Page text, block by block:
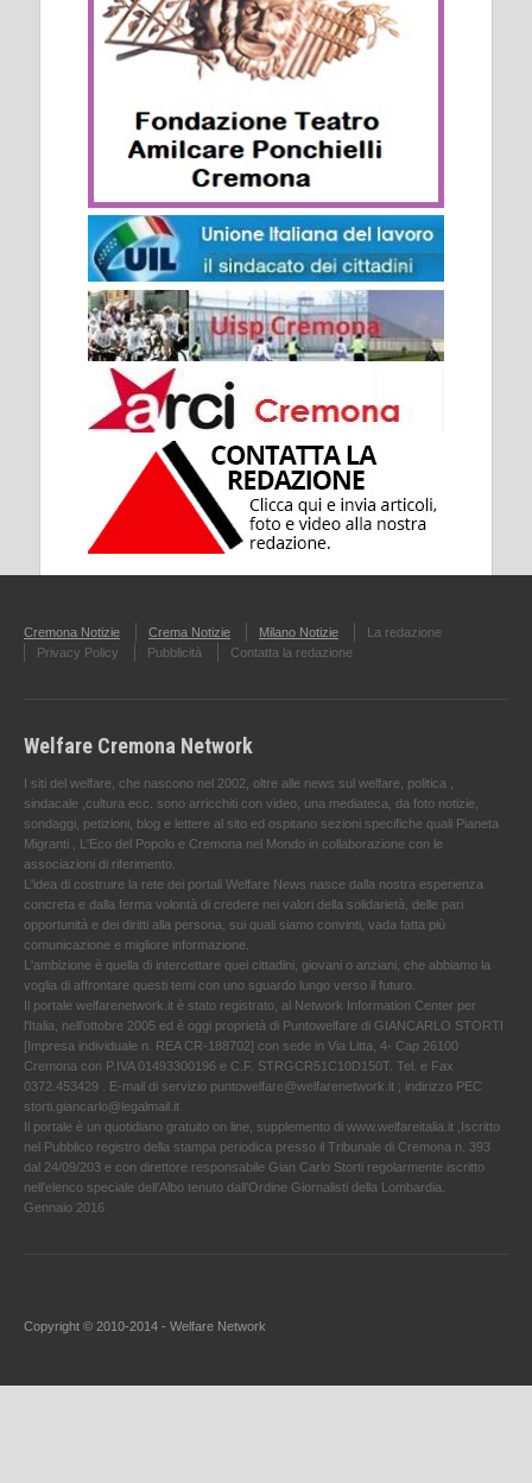
Cremona Notizie Crema Notizie Milano Notizie
La redazione
Privacy Policy
Pubblicità Contatta la redazione
Welfare Cremona Network
I siti del welfare, che nascono nel 2002, oltre alle news sul welfare, politica ,
sindacale ,cultura ecc. sono arricchiti con video, una mediateca, da foto notizie,
sondaggi, petizioni, blog e lettere al sito ed ospitano sezioni specifiche quali Pianeta
Migranti , L'Eco del Popolo e Cremona nel Mondo in collaborazione con le
associazioni di riferimento.
L'idea di costruire la rete dei portali Welfare News nasce dalla nostra esperienza
concreta e dalla ferma volontà di credere nei valori della solidarietà, delle pari
opportunità e dei diritti alla persona, sui quali siamo convinti, vada fatta più
comunicazione e migliore informazione.
L'ambizione è quella di intercettare quei cittadini, giovani o anziani, che abbiamo la
voglia di affrontare questi temi con uno sguardo lungo verso il futuro.
Il portale welfarenetwork.it è stato registrato, al Network Information Center per
l'Italia, nell’ottobre 2005 ed è oggi proprietà di Puntowelfare di GIANCARLO STORTI
[Impresa individuale n. REA CR-188702] con sede in Via Litta, 4- Cap 26100
Cremona con P.IVA 01493300196 e C.F. STRGCR51C10D150T. Tel. e Fax
0372.453429 . E-mail di servizio puntowelfare@welfarenetwork.it ; indirizzo PEC
storti.giancarlo@legalmail.it
Il portale è un quotidiano gratuito on line, supplemento di www.welfareitalia.it ,Iscritto
nel Pubblico registro della stampa periodica presso il Tribunale di Cremona n. 393
dal 24/09/203 e con direttore responsabile Gian Carlo Storti regolarmente iscritto
nell’elenco speciale dell’Albo tenuto dall’Ordine Giornalisti della Lombardia.
Gennaio 2016
Copyright © 2010-2014 - Welfare Network